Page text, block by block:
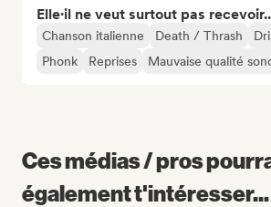
Elle·il ne veut surtout pas
Chanson italienne Death / Thrash
Phonk
Reprises Mauvaise qualité
Ces médias / pros
également t'intéresser...